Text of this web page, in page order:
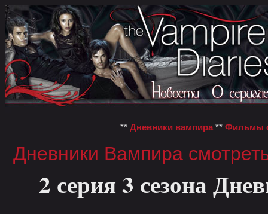
** Дневники вампира ** Фильмы
Дневники Вампира
2 серия 3 сезона